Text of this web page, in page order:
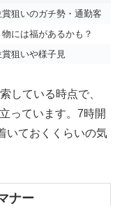
賞狙いのガチ勢・通勤客
には福があるかも？
狙いや様子見
している時点で、
っています。7時開
いておくくらいの気
ナー